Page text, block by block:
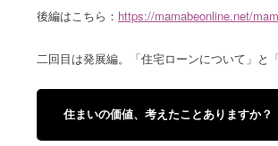
後編はこちら： https://mamabeonline.net/
二回目は発展編。「住宅ローンについて」と
住まいの価値、考えたことありますか？